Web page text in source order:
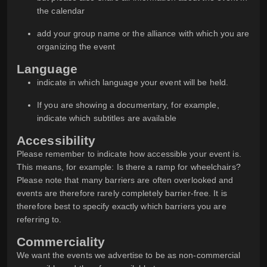
the calendar
add your group name or the alliance with which you are
organizing the event
Language
indicate in which language your event will be held.
If you are showing a documentary, for example,
indicate which subtitles are available
Accessibility
Please remember to indicate how accessible your event is.
This means, for example: Is there a ramp for wheelchairs?
Please note that many barriers are often overlooked and
events are therefore rarely completely barrier-free. It is
therefore best to specify exactly which barriers you are
referring to.
Commerciality
We want the events we advertise to be as non-commercial